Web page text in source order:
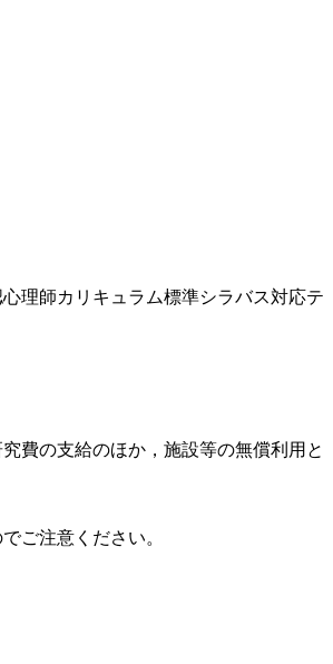
理師カリキュラム標準シラバス対応テ
費の支給のほか，施設等の無償利用と
ご注意ください。